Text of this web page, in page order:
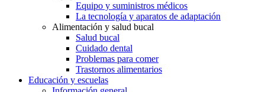
Equipo y suministros médicos
La tecnología y aparatos de adaptación
Alimentación y salud bucal
Salud bucal
Cuidado dental
Problemas para comer
Trastornos alimentarios
Educación y escuelas